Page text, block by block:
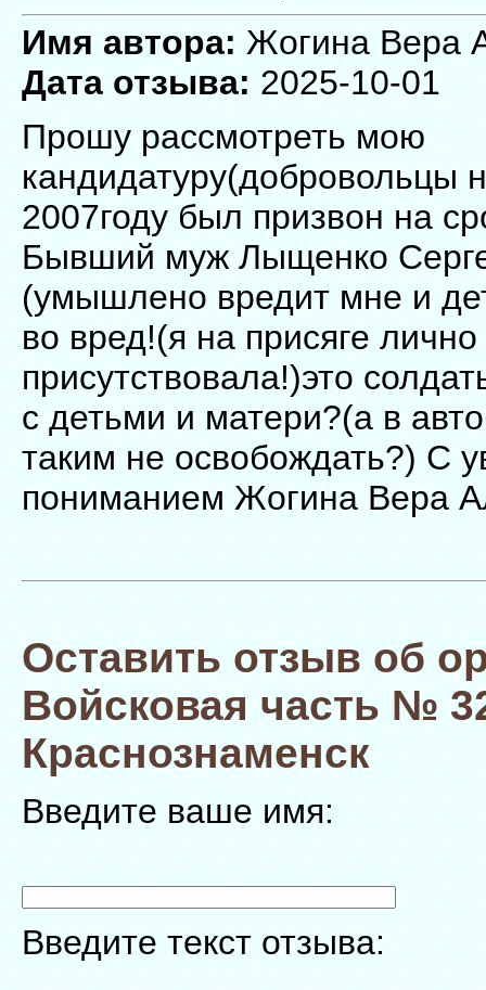
Имя автора:Жогина Вера
Дата отзыва:2025-10-01
Прошу рассмотреть мою
кандидатуру(добровольцы
2007году был призвон на
Бывший муж Лыщенко
(умышлено вредит мне и
во вред!(я на присяге лично
присутствовала!)это
с детьми и матери?(а в
таким не освобождать?) С
пониманием Жогина Вера
Оставить отзыв об
Войсковая часть №
Краснознаменск
Введите ваше имя:
Введите текст отзыва: